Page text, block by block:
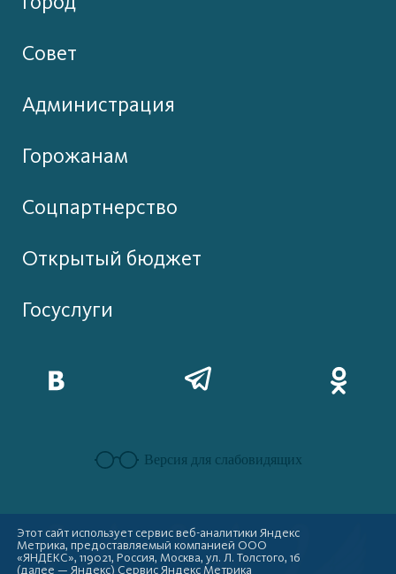
Совет
Администрация
Горожанам
Соцпартнерство
Открытый бюджет
Госуслуги
Версия для слабовидящих
Этот сайт использует сервис веб-аналитики Яндекс
Метрика, предоставляемый компанией ООО
«ЯНДЕКС», 119021, Россия, Москва, ул. Л. Толстого, 16
(далее — Яндекс) Сервис Яндекс Метрика